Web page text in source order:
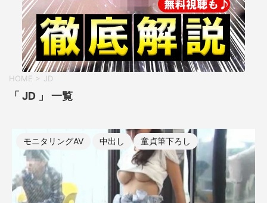
HOME > JD
「 JD 」 一覧
モニタリングAV 中出し 童貞筆下ろし